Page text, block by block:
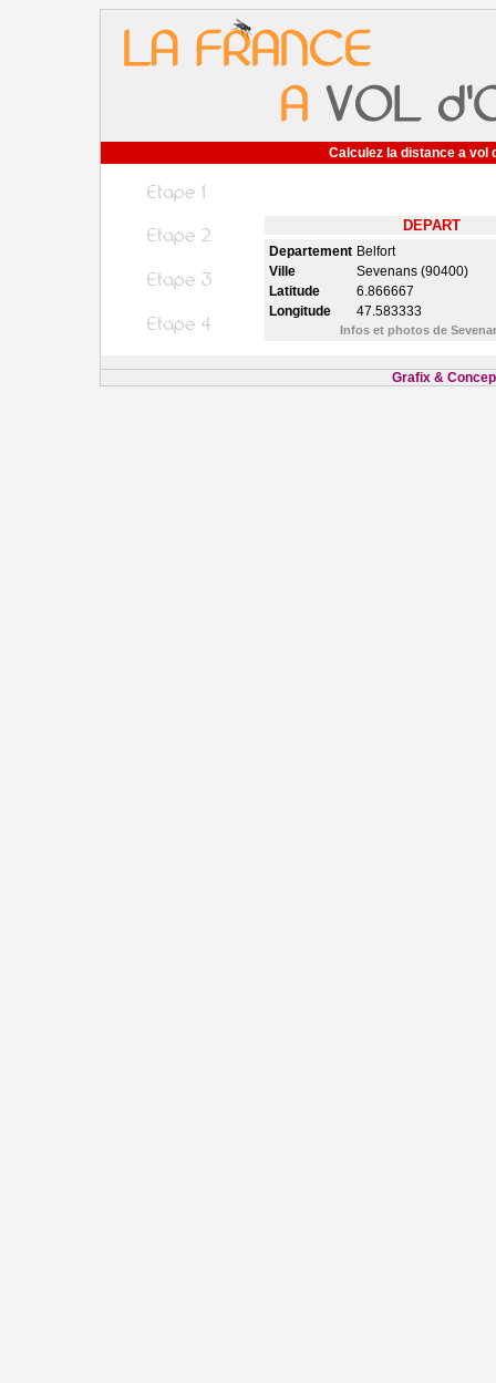
Calculez la distance a vol
DEPART
Departement Belfort
Ville
Sevenans (90400)
Latitude
6.866667
Longitude
47.583333
Infos et photos de
Grafix &